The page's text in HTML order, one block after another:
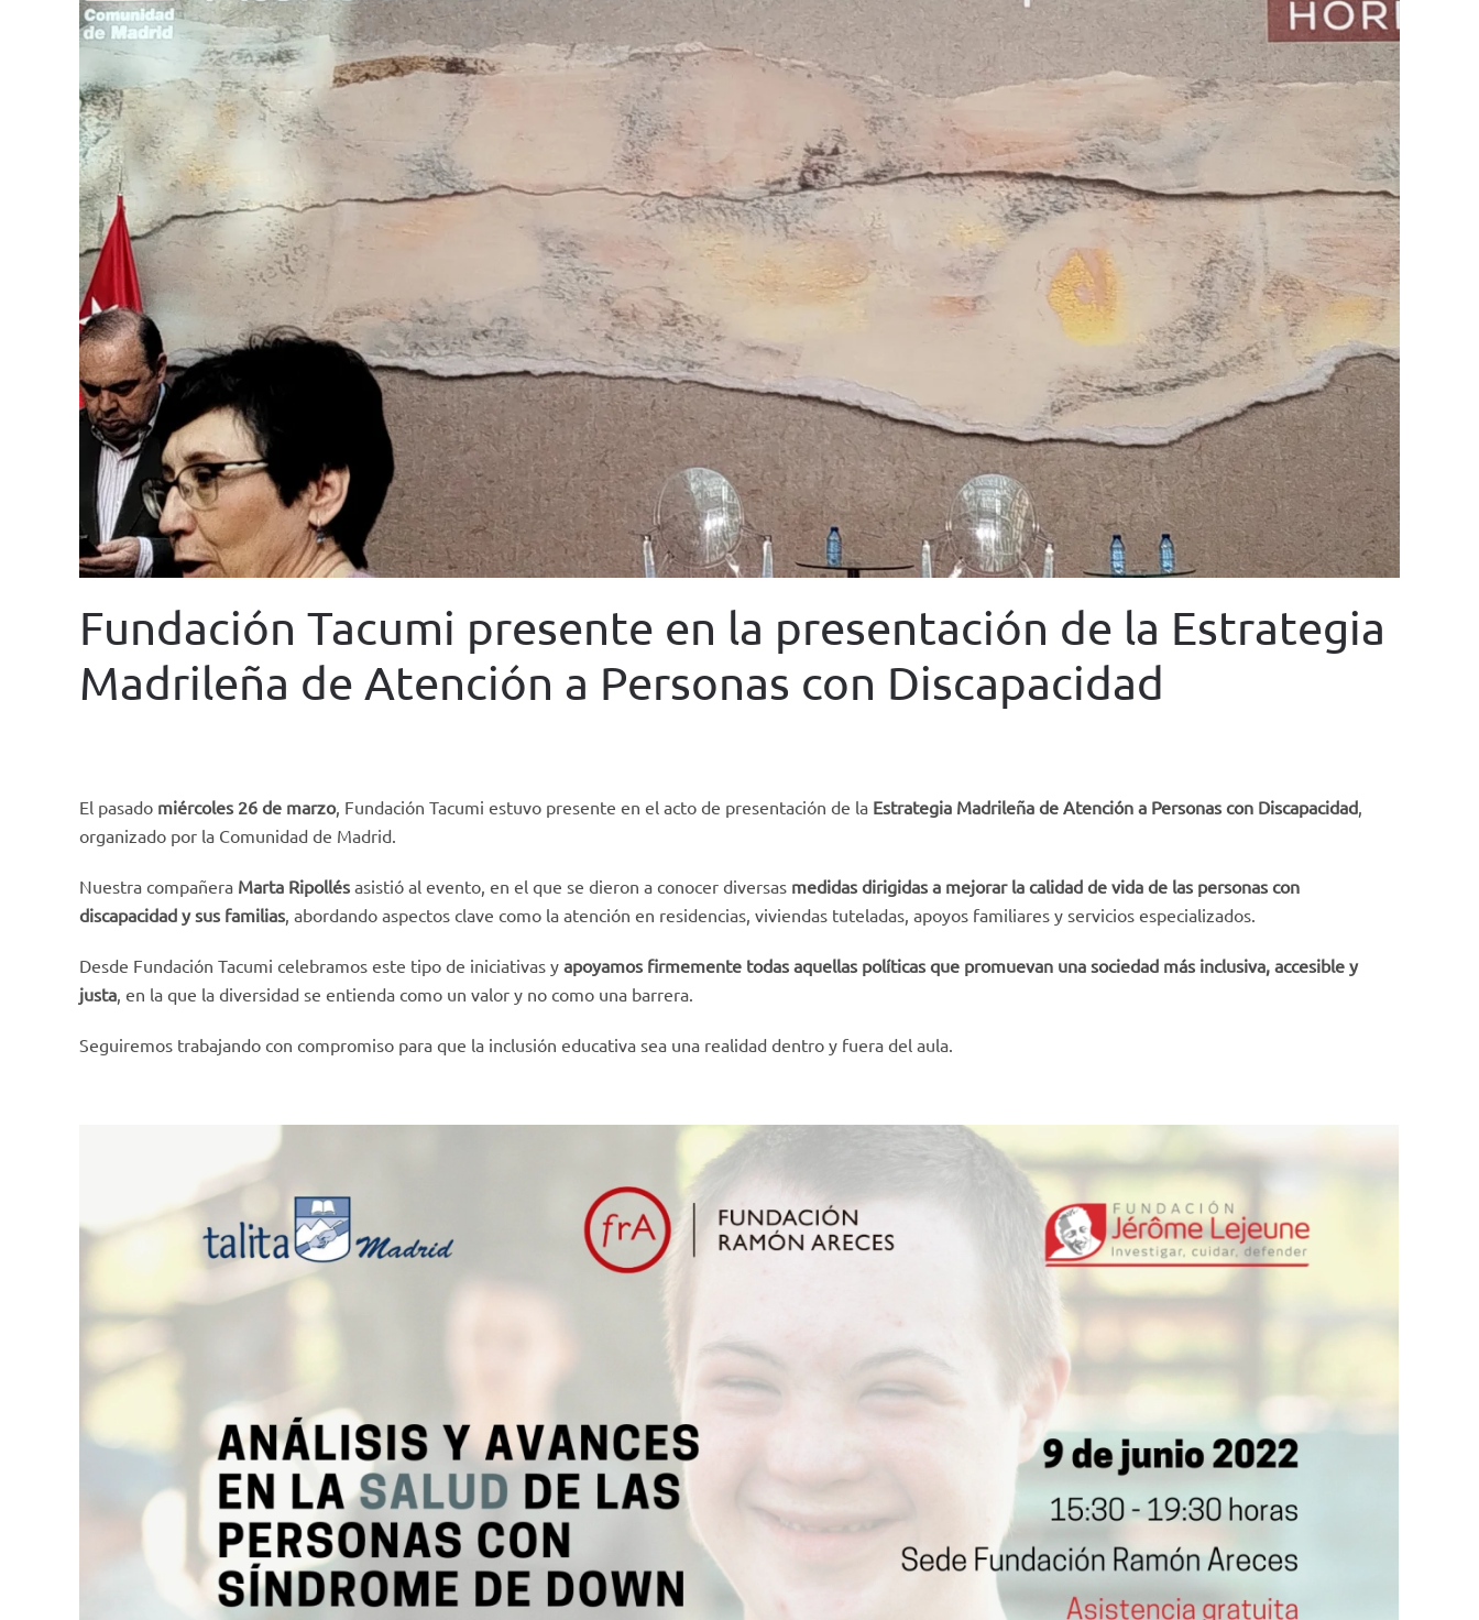
Fundación Tacumi presente en la presentación de la Estrategia
Madrileña de Atención a Personas con Discapacidad
El pasado miércoles 26 de marzo, Fundación Tacumi estuvo presente en el acto de presentación de la Estrategia Madrileña de Atención a Personas con Discapacidad
organizado por la Comunidad de Madrid.
Nuestra compañera Marta Ripollés asistió al evento, en el que se dieron a conocer diversas medidas dirigidas a mejorar la calidad de vida de las personas con
discapacidad y sus familias , abordando aspectos clave como la atención en residencias, viviendas tuteladas, apoyos familiares y servicios especializados.
Desde Fundación Tacumi celebramos este tipo de iniciativas y apoyamos firmemente todas aquellas políticas que promuevan una sociedad más inclusiva, accesible y
justa , en la que la diversidad se entienda como un valor y no como una barrera.
Seguiremos trabajando con compromiso para que la inclusión educativa sea una realidad dentro y fuera del aula.